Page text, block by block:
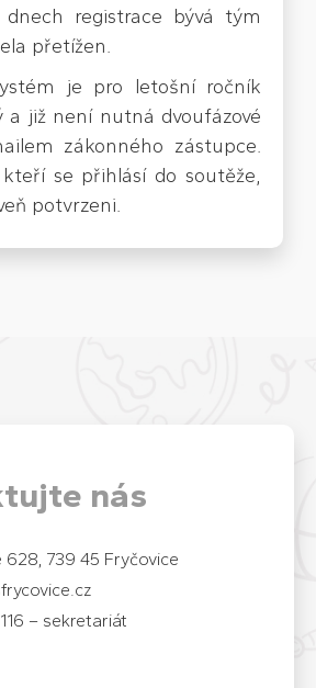
registrace bývá tým
přetížen.
je pro letošní ročník
a již není nutná dvoufázové
zákonného zástupce.
se přihlásí do soutěže,
potvrzeni.
nás
628, 739 45 Fryčovice
– sekretariát